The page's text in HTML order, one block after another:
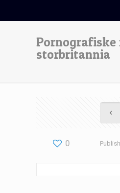
Pornografiske
storbritannia
0